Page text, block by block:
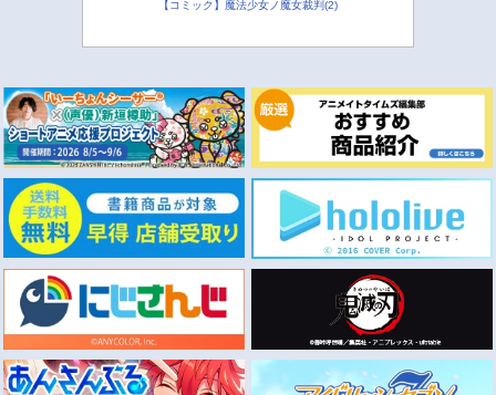
【コミック】魔法少女ノ魔女裁判(2)